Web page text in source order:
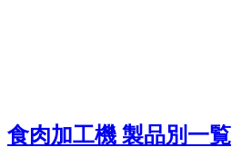
食肉加工機 製品別一覧